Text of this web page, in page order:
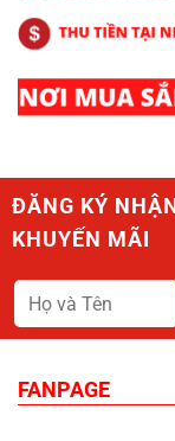
ĐĂNG KÝ
KHUYẾN MÃI
FANPAGE